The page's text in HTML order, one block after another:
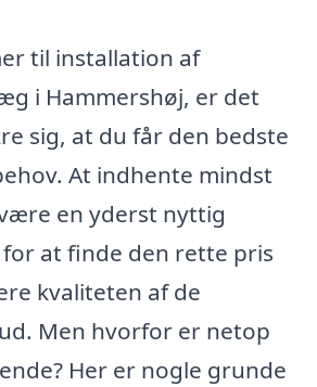
til installation af
i Hammershøj, er det
sig, at du får den bedste
At indhente mindst
en yderst nyttig
at finde den rette pris
kvaliteten af de
Men hvorfor er netop
Her er nogle grunde